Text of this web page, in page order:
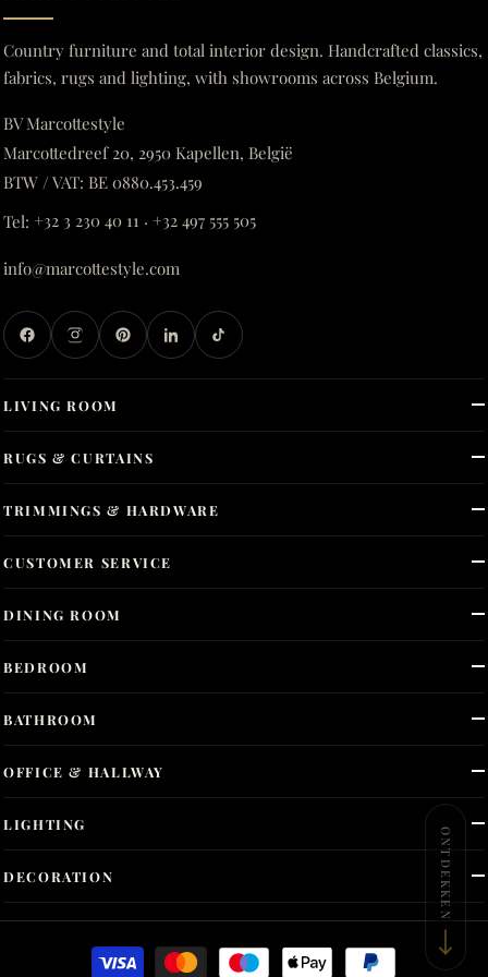
Country furniture and total interior design. Handcrafted classics,
fabrics, rugs and lighting, with showrooms across Belgium.
BV Marcottestyle
Marcottedreef 20, 2950 Kapellen, België
BTW / VAT: BE 0880.453.459
Tel: +32 3 230 40 11 · +32 497 555 505
info@marcottestyle.com
LIVING ROOM
DINING ROOM
BEDROOM
BATHROOM
OFFICE & HALLWAY
LIGHTING
DECORATION
RUGS & CURTAINS
TRIMMINGS & HARDWARE
CUSTOMER SERVICE
ONTDEKKEN